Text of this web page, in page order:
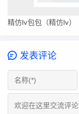
精仿lv包包（精仿lv）
发表评论